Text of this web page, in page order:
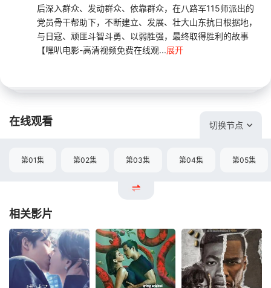
后深入群众、发动群众、依靠群众，在八路军115师派出的
党员骨干帮助下，不断建立、发展、壮大山东抗日根据地，
与日寇、顽匪斗智斗勇、以弱胜强，最终取得胜利的故事
【嘿叭电影-高清视频免费在线观...展开
在线观看 切换节点
第01集 第02集 第03集 第04集 第05集
相关影片